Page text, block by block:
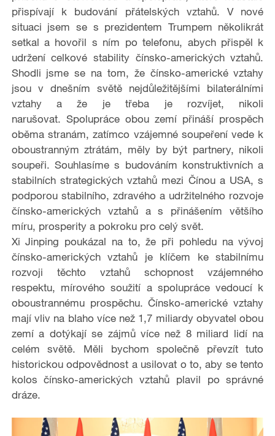
i
d
e
přispívají k budování přátelských vztahů. V nové
situaci jsem se s prezidentem Trumpem několikrát
setkal a hovořil s ním po telefonu, abych přispěl k
udržení celkové stability čínsko-amerických vztahů.
Shodli jsme se na tom, že čínsko-americké vztahy
jsou v dnešním světě nejdůležitějšími bilaterálními
vztahy a že je třeba je rozvíjet, nikoli
narušovat. Spolupráce obou zemí přináší prospěch
oběma stranám, zatímco vzájemné soupeření vede k
oboustranným ztrátám, měly by být partnery, nikoli
soupeři. Souhlasíme s budováním konstruktivních a
stabilních strategických vztahů mezi Čínou a USA, s
podporou stabilního, zdravého a udržitelného rozvoje
čínsko-amerických vztahů a s přinášením většího
míru, prosperity a pokroku pro celý svět.
Xi Jinping poukázal na to, že při pohledu na vývoj
čínsko-amerických vztahů je klíčem ke stabilnímu
rozvoji těchto vztahů schopnost vzájemného
respektu, mírového soužití a spolupráce vedoucí k
oboustrannému prospěchu. Čínsko-americké vztahy
mají vliv na blaho více než 1,7 miliardy obyvatel obou
zemí a dotýkají se zájmů více než 8 miliard lidí na
celém světě. Měli bychom společně převzít tuto
historickou odpovědnost a usilovat o to, aby se tento
kolos čínsko-amerických vztahů plavil po správné
dráze.